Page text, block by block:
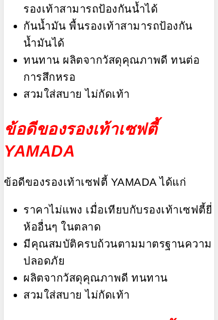
รองเท้าสามารถป้องกันน้ำได้
กันน้ำมัน พื้นรองเท้าสามารถป้องกัน
น้ำมันได้
ทนทาน ผลิตจากวัสดุคุณภาพดี ทนต่อ
การสึกหรอ
สวมใส่สบาย ไม่กัดเท้า
ข้อดีของรองเท้าเซฟตี้
YAMADA
ข้อดีของรองเท้าเซฟตี้ YAMADA ได้แก่
ราคาไม่แพง เมื่อเทียบกับรองเท้าเซฟตี้ยี่
ห้ออื่นๆ ในตลาด
มีคุณสมบัติครบถ้วนตามมาตรฐานความ
ปลอดภัย
ผลิตจากวัสดุคุณภาพดี ทนทาน
สวมใส่สบาย ไม่กัดเท้า